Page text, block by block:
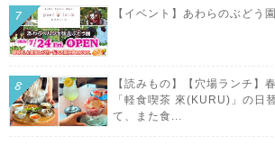
【イベント】あわらのぶどう
【読みもの】【穴場ランチ】
「軽食喫茶 來(KURU)」の日
て、また食...